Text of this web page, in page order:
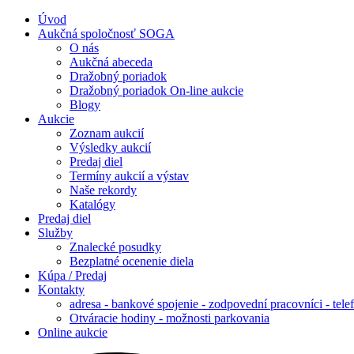
Úvod
Aukčná spoločnosť SOGA
O nás
Aukčná abeceda
Dražobný poriadok
Dražobný poriadok On-line aukcie
Blogy
Aukcie
Zoznam aukcií
Výsledky aukcií
Predaj diel
Termíny aukcií a výstav
Naše rekordy
Katalógy
Predaj diel
Služby
Znalecké posudky
Bezplatné ocenenie diela
Kúpa / Predaj
Kontakty
adresa - bankové spojenie - zodpovední pracovníci -
Otváracie hodiny - možnosti parkovania
Online aukcie